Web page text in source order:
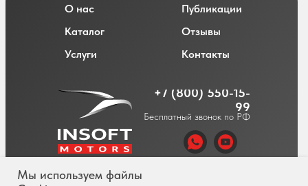
Мы используем файлы
О нас
Каталог
Услуги
Политика обработки персональных данных
Публикации
Отзывы
Контакты
+7 (800) 550-15-
99
Бесплатный звонок по РФ